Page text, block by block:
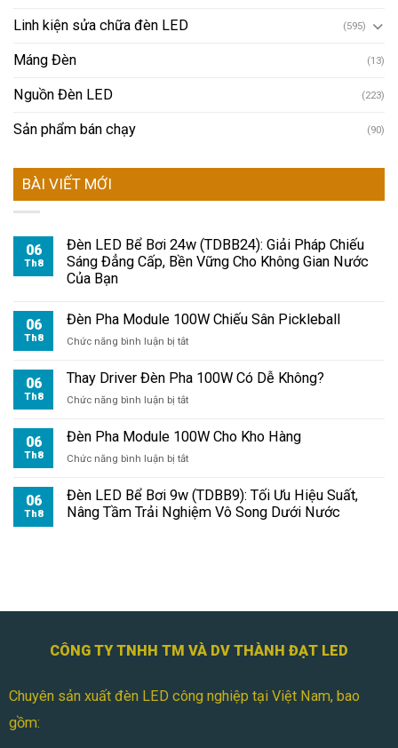
Linh kiện sửa chữa đèn LED (595)
Máng Đèn (13)
Nguồn Đèn LED (223)
Sản phẩm bán chạy (90)
BÀI VIẾT MỚI
06
Th8
Đèn LED Bể Bơi 24w (TDBB24): Giải Pháp Chiếu
Sáng Đẳng Cấp, Bền Vững Cho Không Gian Nước
Của Bạn
06
Th8
Đèn Pha Module 100W Chiếu Sân Pickleball
Chức năng bình luận bị tắtở
Pha
100W
Sân
06
Th8
Thay Driver Đèn Pha 100W Có Dễ Không?
Chức năng bình luận bị tắtở
Driver
Pha
Có
Dễ
06
Th8
Đèn Pha Module 100W Cho Kho Hàng
Chức năng bình luận bị tắtở
Pha
Module
100W
06
Th8
Đèn LED Bể Bơi 9w (TDBB9): Tối Ưu Hiệu Suất,
Nâng Tầm Trải Nghiệm Vô Song Dưới Nước
CÔNG TY TNHH TM VÀ DV THÀNH ĐẠT LED
Chuyên sản xuất đèn LED công nghiệp tại Việt Nam, bao
gồm: